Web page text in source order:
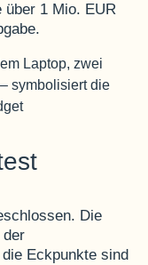
über 1 Mio. EUR
Die
der
Eckpunkte sind